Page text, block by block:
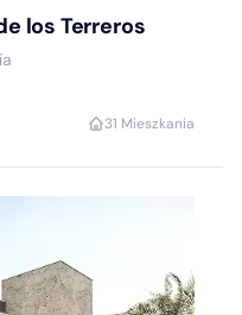
los Terreros
31 Mieszkania